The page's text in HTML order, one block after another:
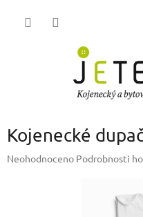
Kojenecké
Průměrné
Neohodnoceno Podrobnosti